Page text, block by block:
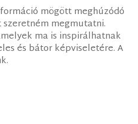
mögött meghúzódó
megmutatni.
ma is inspirálhatnak
és bátor képviseletére. A